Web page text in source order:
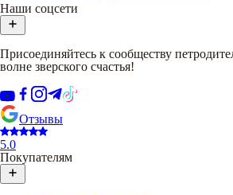
Наши соцсети
Присоединяйтесь к сообществу
волне зверского счастья!
Отзывы
5.0
Покупателям